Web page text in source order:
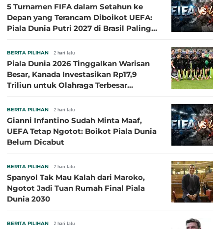
5 Turnamen FIFA dalam Setahun ke
Depan yang Terancam Diboikot UEFA:
Piala Dunia Putri 2027 di Brasil Paling
BERITA PILIHAN 2 hari lalu
Piala Dunia 2026 Tinggalkan Warisan
Besar, Kanada Investasikan Rp17,9
Triliun untuk Olahraga Terbesar
BERITA PILIHAN 2 hari lalu
Gianni Infantino Sudah Minta Maaf,
UEFA Tetap Ngotot: Boikot Piala Dunia
Belum Dicabut
BERITA PILIHAN 2 hari lalu
Spanyol Tak Mau Kalah dari Maroko,
Ngotot Jadi Tuan Rumah Final Piala
Dunia 2030
BERITA PILIHAN 2 hari lalu